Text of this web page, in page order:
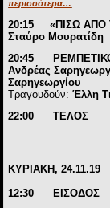
περισσότερα…
20:15 «ΠΙΣΩ
Σταύρο Μουρατίδη
20:45
Ανδρέας
Σαρηγεωργίου
Τραγουδούν:Έλλη
22:00TΕΛΟΣ
ΚΥΡΙΑΚΗ, 24.11.19
12:30 ΕΙΣΟΔΟΣ